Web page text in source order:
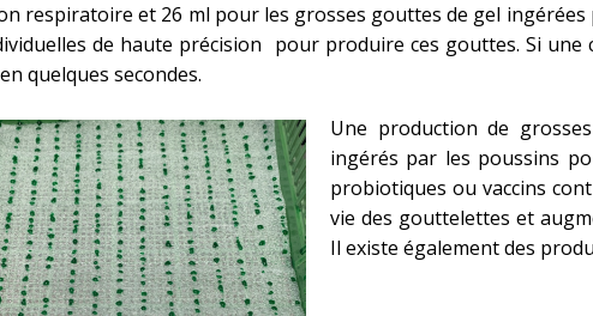
respiratoire et 26 ml pour les grosses gouttes de gel
de haute précision pour produire ces gouttes. Si
quelques secondes.
Une production de
ingérés par les poussins
probiotiques ou vaccins
vie des gouttelettes et
Il existe également des